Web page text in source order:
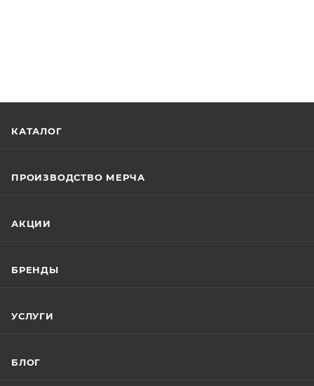
КАТАЛОГ
ПРОИЗВОДСТВО МЕРЧА
АКЦИИ
БРЕНДЫ
УСЛУГИ
БЛОГ